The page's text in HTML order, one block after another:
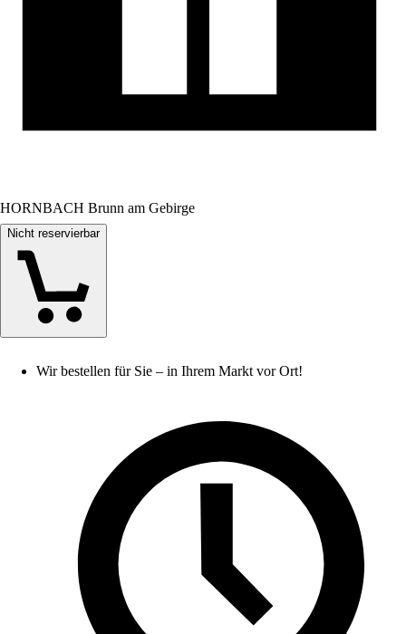
HORNBACH Brunn am Gebirge
Nicht reservierbar
Wir bestellen für Sie – in Ihrem Markt vor Ort!